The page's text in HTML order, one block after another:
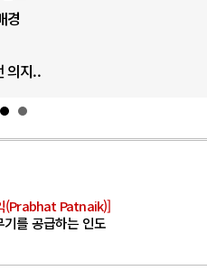
로..
..
고 ..
(Prabhat Patnaik)]
를 공급하는 인도